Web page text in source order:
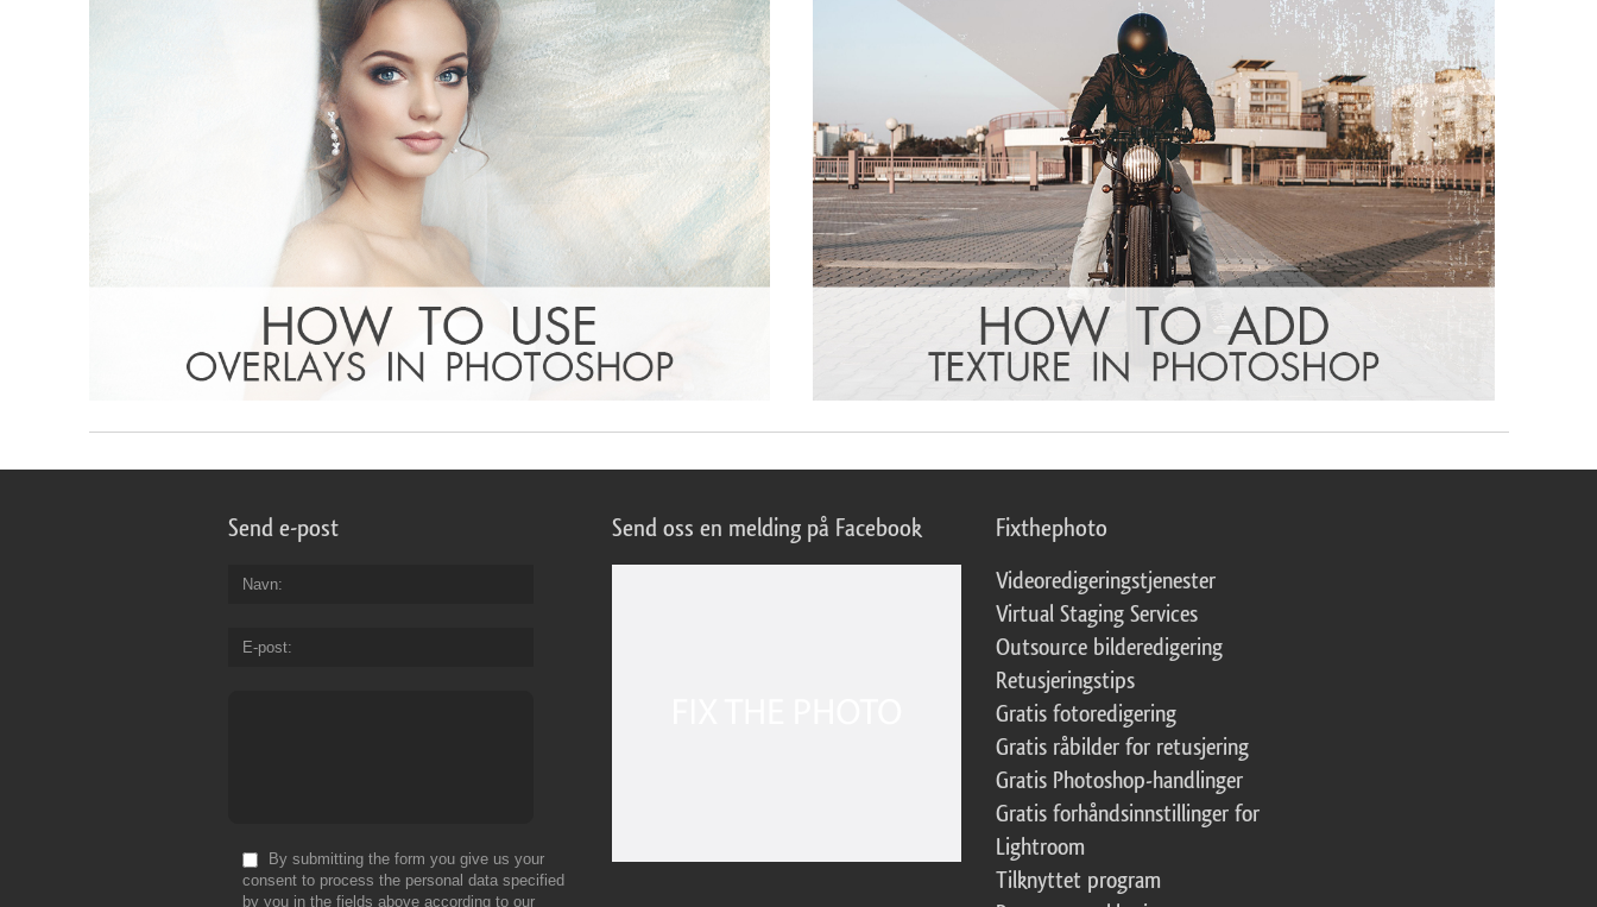
Send e-post
Navn
E-post
By submitting the form you give us your
consent to process the personal data specified
by you in the fields above according to our
Send oss en melding på Facebook Fixthephoto
Videoredigeringstjenester
Virtual Staging Services
Outsource bilderedigering
Retusjeringstips
Gratis fotoredigering
Gratis råbilder for retusjering
Gratis Photoshop-handlinger
Gratis forhåndsinnstillinger for
Lightroom
Tilknyttet program